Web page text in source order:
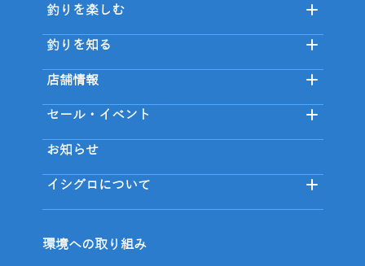
釣りを楽しむ
釣りを知る
店舗情報
セール・イベント
お知らせ
イシグロについて
環境への取り組み